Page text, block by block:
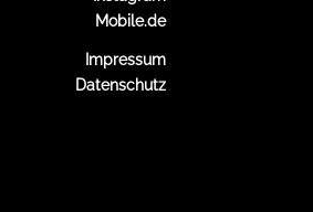
Mobile.de
Impressum
Datenschutz